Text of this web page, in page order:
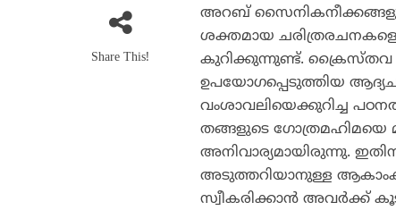
Share This!
അറബ്
ശക്തമായ
കുറിക്കുന്നുണ്ട്. ക്രൈസ്തവ
ഉപയോഗപ്പെടുത്തിയ
വംശാവലിയെക്കുറിച്ച
തങ്ങളുടെ ഗോത്രമഹിമയെ
അനിവാര്യമായിരുന്നു.
അടുത്തറിയാനുള്ള
സ്വീകരിക്കാന്‍ അവര്‍ക്ക്